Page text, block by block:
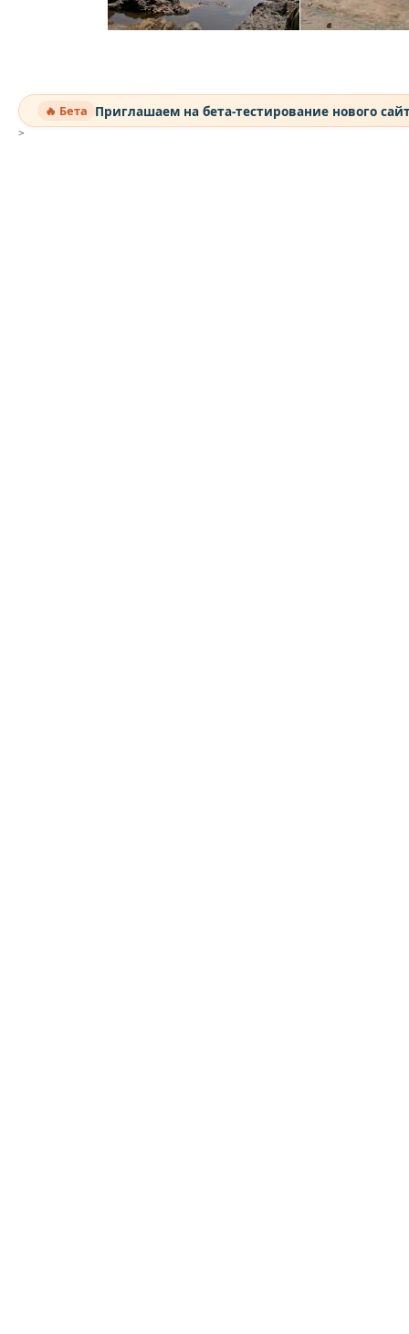
🔥 Бета Приглашаем на бета-тестирование нового
>